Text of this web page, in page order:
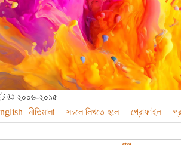
© ২০০৬-২০১৫
নীতিমালা সচলে লিখতে হলে প্রোফাইল